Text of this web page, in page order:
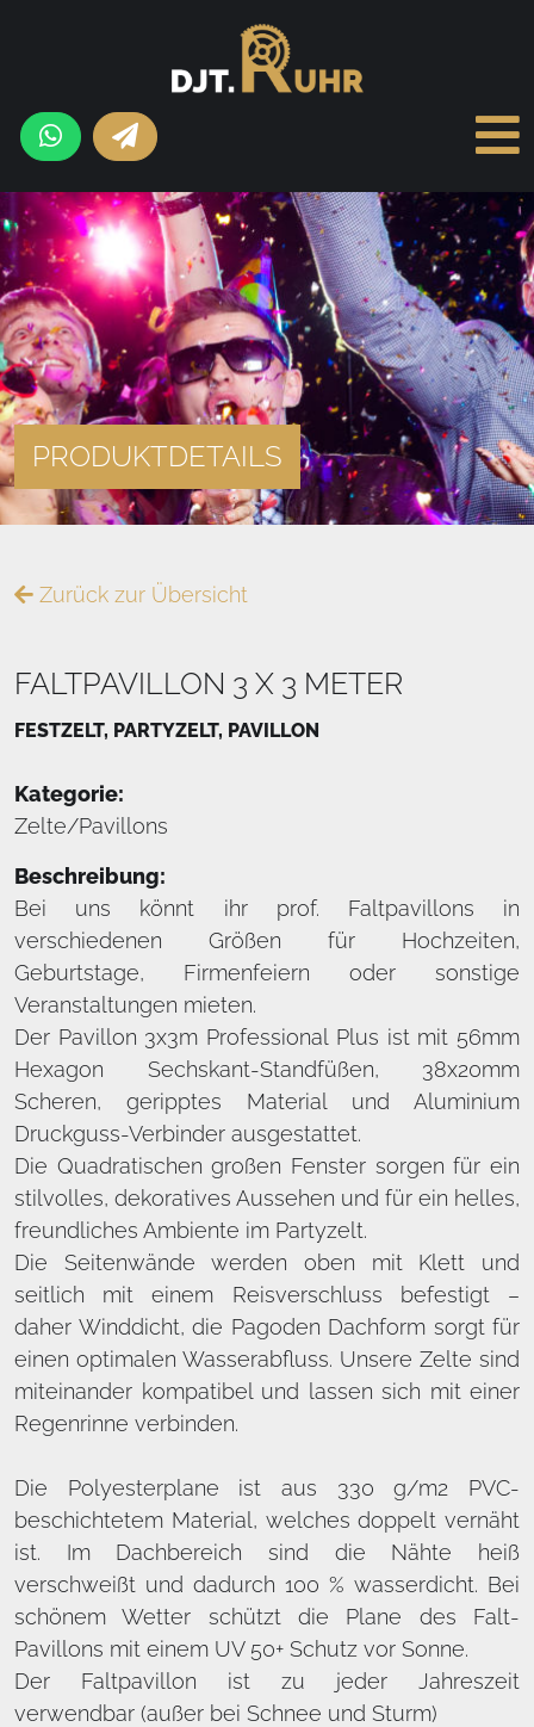
PRODUKTDETAILS
Zurück zur Übersicht
FALTPAVILLON 3 X 3 METER
FESTZELT, PARTYZELT, PAVILLON
Kategorie:
Zelte/Pavillons
Beschreibung:
Bei uns könnt ihr prof. Faltpavillons in
verschiedenen Größen für Hochzeiten,
Geburtstage, Firmenfeiern oder sonstige
Veranstaltungen mieten.
Der Pavillon 3x3m Professional Plus ist mit 56mm
Hexagon Sechskant-Standfüßen, 38x20mm
Scheren, geripptes Material und Aluminium
Druckguss-Verbinder ausgestattet.
Die Quadratischen großen Fenster sorgen für ein
stilvolles, dekoratives Aussehen und für ein helles,
freundliches Ambiente im Partyzelt.
Die Seitenwände werden oben mit Klett und
seitlich mit einem Reisverschluss befestigt –
daher Winddicht, die Pagoden Dachform sorgt für
einen optimalen Wasserabfluss. Unsere Zelte sind
miteinander kompatibel und lassen sich mit einer
Regenrinne verbinden.
Die Polyesterplane ist aus 330 g/m2 PVC-
beschichtetem Material, welches doppelt vernäht
ist. Im Dachbereich sind die Nähte heiß
verschweißt und dadurch 100 % wasserdicht. Bei
schönem Wetter schützt die Plane des Falt-
Pavillons mit einem UV 50+ Schutz vor Sonne.
Der Faltpavillon ist zu jeder Jahreszeit
verwendbar (außer bei Schnee und Sturm)